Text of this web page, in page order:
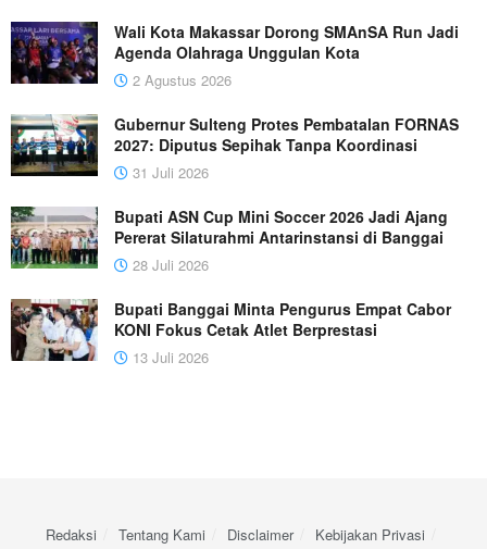
Wali Kota Makassar Dorong SMAnSA Run Jadi
Agenda Olahraga Unggulan Kota
2 Agustus 2026
Gubernur Sulteng Protes Pembatalan FORNAS
2027: Diputus Sepihak Tanpa Koordinasi
31 Juli 2026
Bupati ASN Cup Mini Soccer 2026 Jadi Ajang
Pererat Silaturahmi Antarinstansi di Banggai
28 Juli 2026
Bupati Banggai Minta Pengurus Empat Cabor
KONI Fokus Cetak Atlet Berprestasi
13 Juli 2026
Redaksi Tentang Kami Disclaimer Kebijakan Privasi